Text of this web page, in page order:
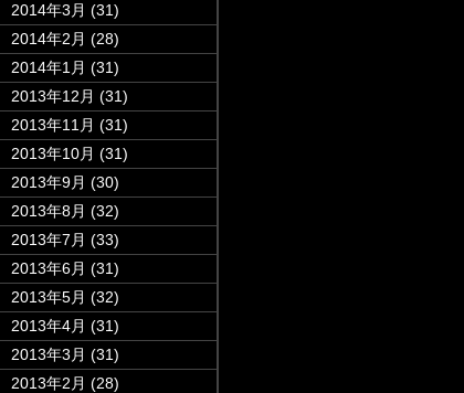
2014年3月 (31)
2014年2月 (28)
2014年1月 (31)
2013年12月 (31)
2013年11月 (31)
2013年10月 (31)
2013年9月 (30)
2013年8月 (32)
2013年7月 (33)
2013年6月 (31)
2013年5月 (32)
2013年4月 (31)
2013年3月 (31)
2013年2月 (28)